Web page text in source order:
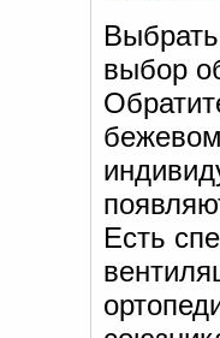
выбор
Есть